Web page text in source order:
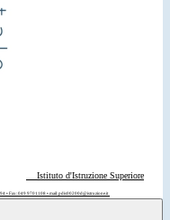
Istituto d'Istruzione Superiore
• Fax: 049 9701108 • mail: pdis00200d@istruzione.it